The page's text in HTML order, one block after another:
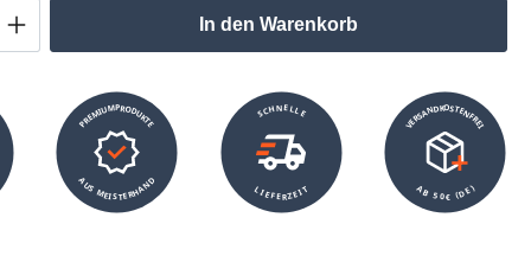
Gib den gewünschten Wert ein
In den Warenkorb
PREMIUMPRODUKTE
AUS MEISTERHAND
SCHNELLE
LIEFERZEIT
VERSANDKOSTENFREI
AB 50€ (DE)